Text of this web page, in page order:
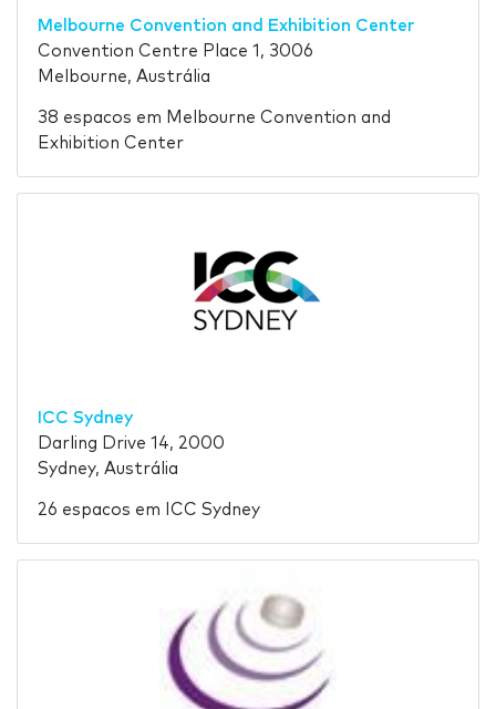
Melbourne Convention and Exhibition Center
Convention Centre Place 1, 3006
Melbourne, Austrália
38 espacos em Melbourne Convention and
Exhibition Center
ICC Sydney
Darling Drive 14, 2000
Sydney, Austrália
26 espacos em ICC Sydney